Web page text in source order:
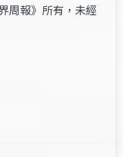
周報》所有，未經